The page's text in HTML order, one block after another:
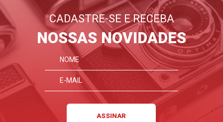
CADASTRE-SE E RECEBA
NOSSAS NOVIDADES